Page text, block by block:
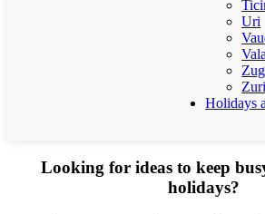
Uri
Zug
Holidays
Looking for ideas to keep
holidays?